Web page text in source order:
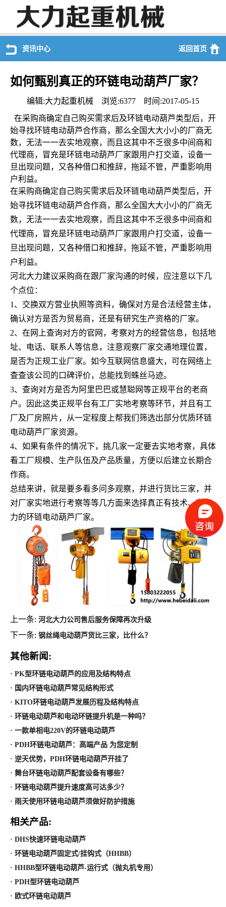
资讯中心 返回首页
如何甄别真正的环链电动葫芦厂家？
编辑:大力起重机械 浏览:6377 时间:2017-05-15
在采购商确定自己购买需求后及环链电动葫芦类型后，开
始寻找环链电动葫芦合作商，那么全国大大小小的厂商无
数，无法一一去实地观察，而且这其中不乏很多中间商和
代理商，冒充是环链电动葫芦厂家跟用户打交道，设备一
旦出现问题，又各种借口和推辞，拖延不管，严重影响用
户利益。
在采购商确定自己购买需求后及环链电动葫芦类型后，开
始寻找环链电动葫芦合作商，那么全国大大小小的厂商无
数，无法一一去实地观察，而且这其中不乏很多中间商和
代理商，冒充是环链电动葫芦厂家跟用户打交道，设备一
旦出现问题，又各种借口和推辞，拖延不管，严重影响用
户利益。
河北大力建议采购商在跟厂家沟通的时候，应注意以下几
个点位：
1、交换双方营业执照等资料，确保对方是合法经营主体，
确认对方是否为贸易商，还是有研究生产资格的厂家。
2、在网上查询对方的官网，考察对方的经营信息，包括地
址、电话、联系人等信息，注意观察厂家交通地理位置，
是否为正规工业厂家。如今互联网信息盛大，可在网络上
查查该公司的口碑评价，总能找到蛛丝马迹。
3、查询对方是否为阿里巴巴或慧聪网等正规平台的老商
户。因此这类正规平台有工厂实地考察等环节，并且有工
厂及厂房照片，从一定程度上帮我们筛选出部分优质环链
电动葫芦厂家资源。
4、如果有条件的情况下，挑几家一定要去实地考察，具体
看工厂规模、生产队伍及产品质量，方便以后建立长期合
作商。
总结来讲，就是要多看多问多观察，并进行货比三家，并
对厂家实地进行考察等等几方面来选择真正有技术、有实
力的环链电动葫芦厂家。
上一条: 河北大力公司售后服务保障再次升级
下一条: 钢丝绳电动葫芦货比三家，比什么？
其他新闻:
· PK型环链电动葫芦的应用及结构特点
· 国内环链电动葫芦常见结构形式
· KITO环链电动葫芦发展历程及结构特点
· 环链电动葫芦和电动环链提升机是一种吗？
· 一款单相电220V的环链电动葫芦
· PDH环链电动葫芦：高端产品 为您定制
· 逆天优势，PDH环链电动葫芦开挂了
· 舞台环链电动葫芦配套设备有哪些？
· 环链电动葫芦提升速度高可达多少？
· 雨天使用环链电动葫芦须做好防护措施
相关产品:
· DHS快速环链电动葫芦
· 环链电动葫芦固定式/挂钩式（HHBB）
· HHBB型环链电动葫芦-运行式（抛丸机专用）
· PDH型环链电动葫芦
· 欧式环链电动葫芦